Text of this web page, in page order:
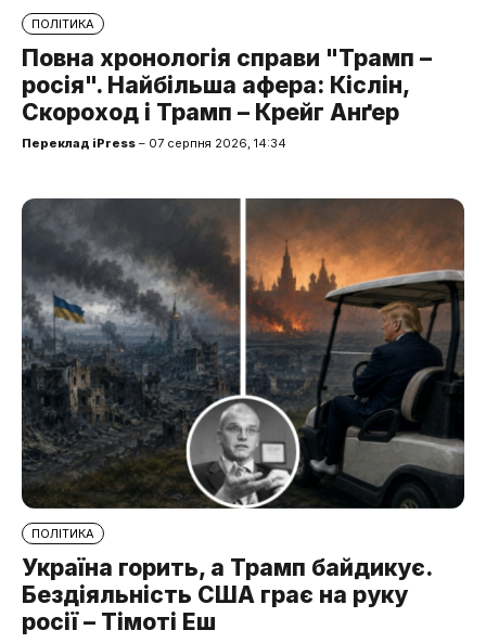
ПОЛІТИКА
Повна хронологія справи "Трамп –
росія". Найбільша афера: Кіслін,
Скороход і Трамп – Крейг Анґер
Переклад iPress – 07 серпня 2026, 14:34
ПОЛІТИКА
Україна горить, а Трамп байдикує.
Бездіяльність США грає на руку
росії – Тімоті Еш